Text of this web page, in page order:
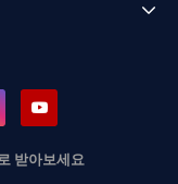
받아보세요